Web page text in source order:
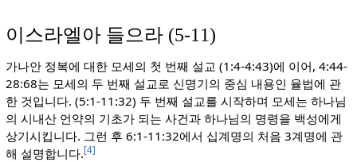
이스라엘아 들으라 (5-11)
가나안 정복에 대한 모세의 첫 번째 설교 (1:4-4:43)에 이어, 4:44-
28:68는 모세의 두 번째 설교로 신명기의 중심 내용인 율법에 관
한 것입니다. (5:1-11:32) 두 번째 설교를 시작하며 모세는 하나님
의 시내산 언약의 기초가 되는 사건과 하나님의 명령을 백성에게
상기시킵니다. 그런 후 6:1-11:32에서 십계명의 처음 3계명에 관
해 설명합니다.[4]